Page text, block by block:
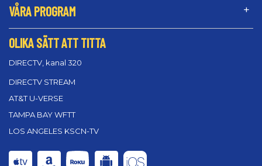
VÅRA PROGRAM
OLIKA SÄTT ATT TITTA
DIRECTV, kanal 320
DIRECTV STREAM
AT&T U-VERSE
TAMPA BAY WFTT
LOS ANGELES KSCN-TV